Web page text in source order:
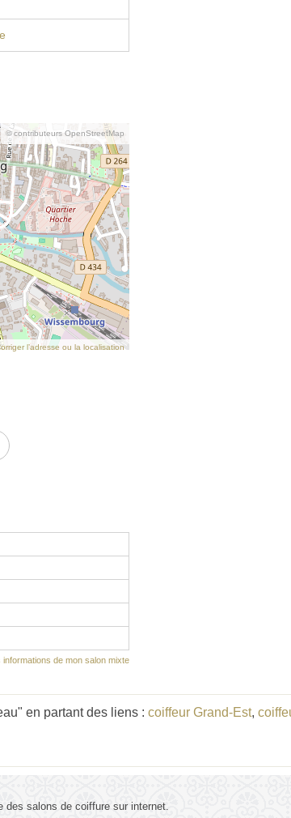
© contributeurs OpenStreetMap
l’adresse ou la localisation
informations de mon salon mixte
en partant des liens : coiffeur Grand-Est,
des salons de coiffure sur internet.